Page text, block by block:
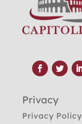
Privacy
Privacy Policy